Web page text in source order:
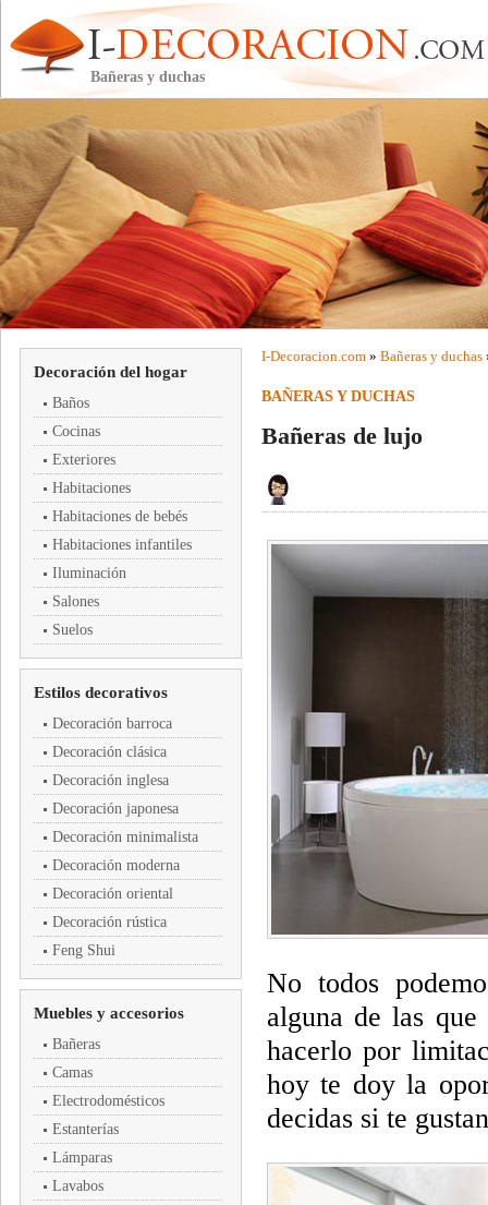
Bañeras y duchas
Decoración del hogar
Baños
Cocinas
Exteriores
Habitaciones
Habitaciones de bebés
Habitaciones infantiles
Iluminación
Salones
Suelos
Estilos decorativos
Decoración barroca
Decoración clásica
Decoración inglesa
Decoración japonesa
Decoración minimalista
Decoración moderna
Decoración oriental
Decoración rústica
Feng Shui
Muebles y accesorios
Bañeras
Camas
Electrodomésticos
Estanterías
Lámparas
Lavabos
I-Decoracion.com » Bañeras y duchas
BAÑERAS Y DUCHAS
Bañeras de lujo
No todos
alguna de las
hacerlo por
hoy te doy la
decidas si te